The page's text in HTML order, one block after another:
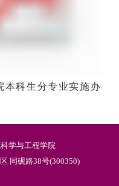
本科生分专业实施办
学与工程学院
同砚路38号(300350)